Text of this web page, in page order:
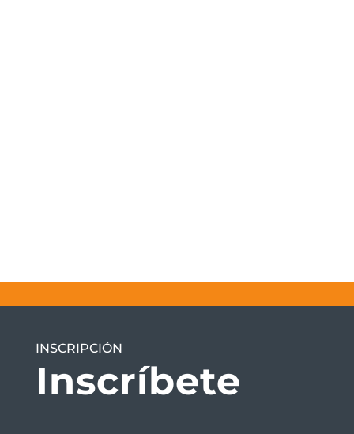
INSCRIPCIÓN
Inscríbete